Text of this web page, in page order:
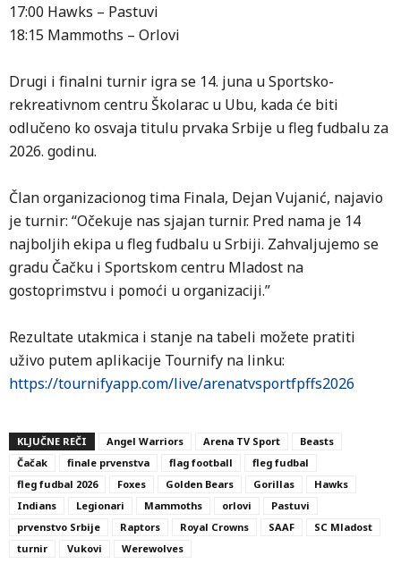
17:00 Hawks – Pastuvi
18:15 Mammoths – Orlovi
Drugi i finalni turnir igra se 14. juna u Sportsko-
rekreativnom centru Školarac u Ubu, kada će biti
odlučeno ko osvaja titulu prvaka Srbije u fleg fudbalu za
2026. godinu.
Član organizacionog tima Finala, Dejan Vujanić, najavio
je turnir: “Očekuje nas sjajan turnir. Pred nama je 14
najboljih ekipa u fleg fudbalu u Srbiji. Zahvaljujemo se
gradu Čačku i Sportskom centru Mladost na
gostoprimstvu i pomoći u organizaciji.”
Rezultate utakmica i stanje na tabeli možete pratiti
uživo putem aplikacije Tournify na linku:
https://tournifyapp.com/live/arenatvsportfpffs2026
KLJUČNE REČI Angel Warriors Arena TV Sport
Beasts
Čačak
finale prvenstva flag football
fleg fudbal
fleg fudbal 2026
Foxes Golden Bears Gorillas
Hawks
Indians
Legionari Mammoths orlovi
Pastuvi
prvenstvo Srbije
Raptors Royal Crowns SAAF
SC Mladost
turnir
Vukovi Werewolves